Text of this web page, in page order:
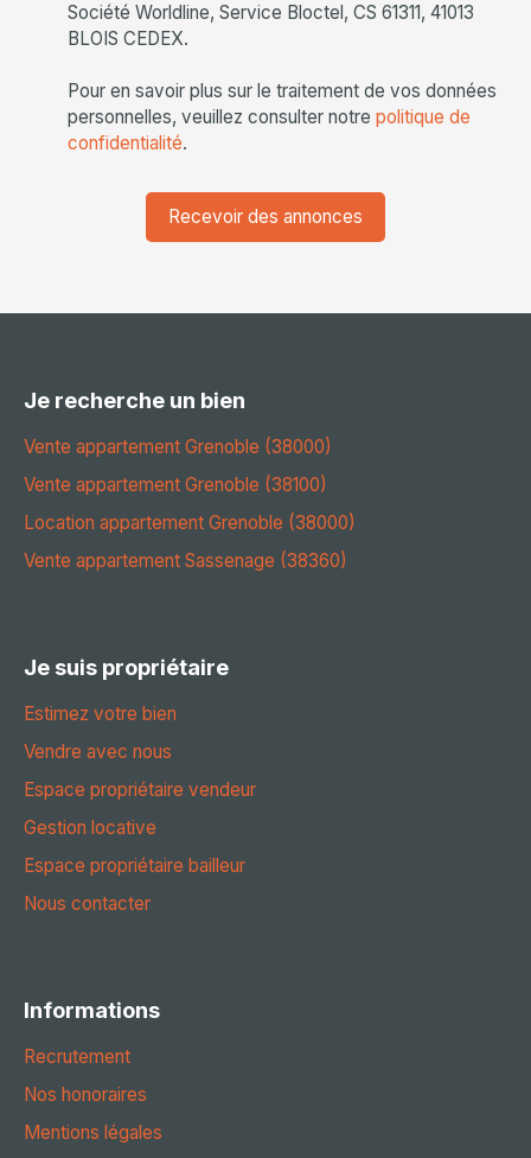
Société Worldline, Service Bloctel, CS 61311, 41013
BLOIS CEDEX.
Pour en savoir plus sur le traitement de vos données
personnelles, veuillez consulter notre politique de
confidentialité.
Recevoir des annonces
Je recherche un bien
Vente appartement Grenoble (38000)
Vente appartement Grenoble (38100)
Location appartement Grenoble (38000)
Vente appartement Sassenage (38360)
Je suis propriétaire
Estimez votre bien
Vendre avec nous
Espace propriétaire vendeur
Gestion locative
Espace propriétaire bailleur
Nous contacter
Informations
Recrutement
Nos honoraires
Mentions légales